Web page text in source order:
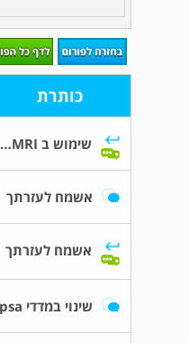
כותרת
שימוש ב MRI לבדיקתנגעים סרטניים בערמונית
אשמח לעזרתך
אשמח לעזרתך
שינוי במדדי psa